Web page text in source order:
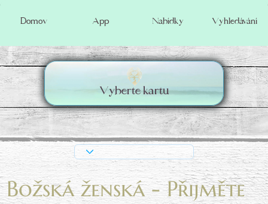
Domov App Nabídky Vyhledávání
Vyberte kartu
Božská ženská - Přijměte